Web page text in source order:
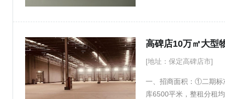
性价比高 ：长期租赁享
[地址：保定高碑店市]
一、招商面积：①二期标
库6500平米，整租分租